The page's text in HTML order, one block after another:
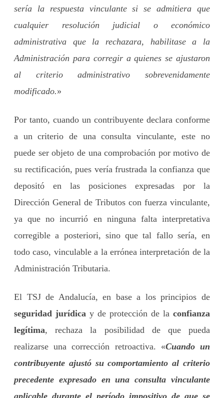
sería la respuesta vinculante si se admitiera que
cualquier resolución judicial o económico
administrativa que la rechazara, habilitase a la
Administración para corregir a quienes se ajustaron
al criterio administrativo sobrevenidamente
modificado.»
Por tanto, cuando un contribuyente declara conforme
a un criterio de una consulta vinculante, este no
puede ser objeto de una comprobación por motivo de
su rectificación, pues vería frustrada la confianza que
depositó en las posiciones expresadas por la
Dirección General de Tributos con fuerza vinculante,
ya que no incurrió en ninguna falta interpretativa
corregible a posteriori, sino que tal fallo sería, en
todo caso, vinculable a la errónea interpretación de la
Administración Tributaria.
El TSJ de Andalucía, en base a los principios de
seguridad jurídica y de protección de la confianza
legítima, rechaza la posibilidad de que pueda
realizarse una corrección retroactiva. «Cuando un
contribuyente ajustó su comportamiento al criterio
precedente expresado en una consulta vinculante
aplicable durante el período impositivo de que se